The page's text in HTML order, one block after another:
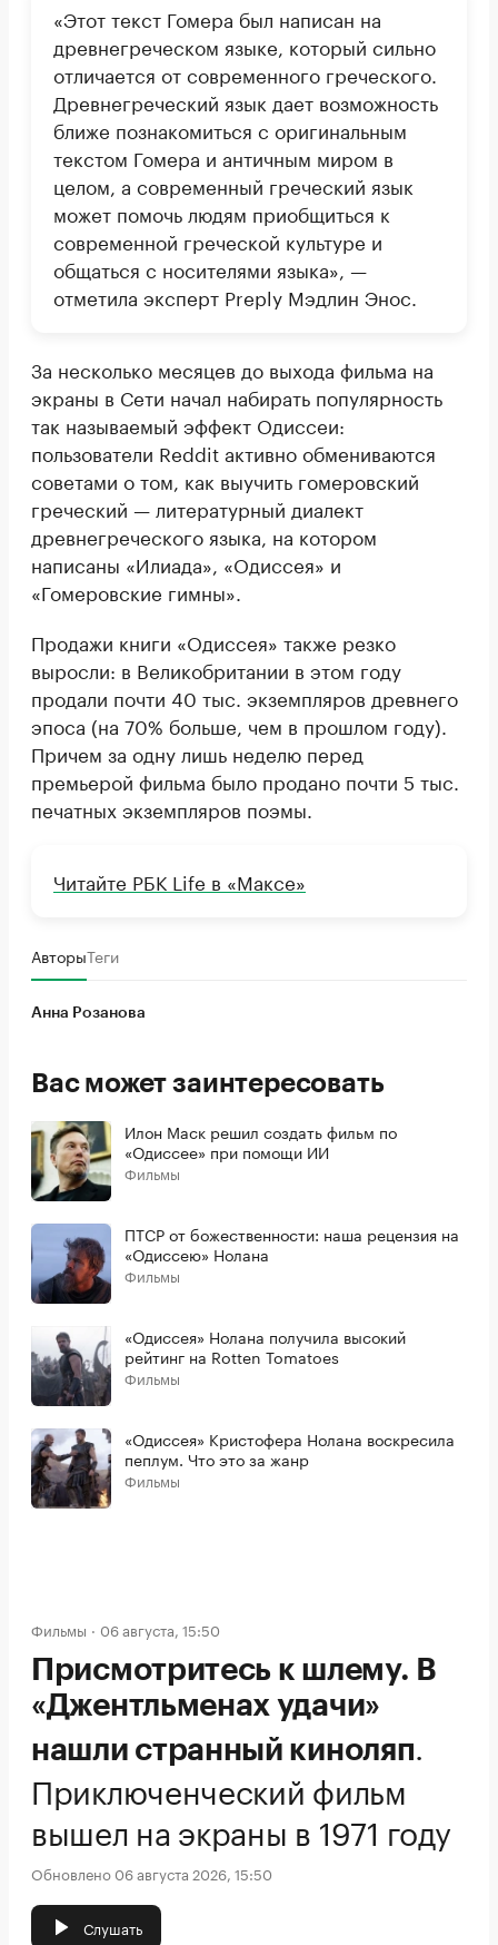
«Этот текст Гомера был написан на
древнегреческом языке, который сильно
отличается от современного греческого.
Древнегреческий язык дает возможность
ближе познакомиться с оригинальным
текстом Гомера и античным миром в
целом, а современный греческий язык
может помочь людям приобщиться к
современной греческой культуре и
общаться с носителями языка», —
отметила эксперт Preply Мэдлин Энос.
За несколько месяцев до выхода фильма на
экраны в Сети начал набирать популярность
так называемый эффект Одиссеи:
пользователи Reddit активно обмениваются
советами о том, как выучить гомеровский
греческий — литературный диалект
древнегреческого языка, на котором
написаны «Илиада», «Одиссея» и
«Гомеровские гимны».
Продажи книги «Одиссея» также резко
выросли: в Великобритании в этом году
продали почти 40 тыс. экземпляров древнего
эпоса (на 70% больше, чем в прошлом году).
Причем за одну лишь неделю перед
премьерой фильма было продано почти 5 тыс.
печатных экземпляров поэмы.
Читайте РБК Life в «Максе»
АвторыТеги
Анна Розанова
Вас может заинтересовать
Илон Маск решил создать фильм по
«Одиссее» при помощи ИИ
Фильмы
ПТСР от божественности: наша рецензия на
«Одиссею» Нолана
Фильмы
«Одиссея» Нолана получила высокий
рейтинг на Rotten Tomatoes
Фильмы
«Одиссея» Кристофера Нолана воскресила
пеплум. Что это за жанр
Фильмы
Фильмы 06 августа, 15:50
Присмотритесь к шлему. В
«Джентльменах удачи»
нашли странный киноляп.
Приключенческий фильм
вышел на экраны в 1971 году
Обновлено 06 августа 2026, 15:50
Слушать